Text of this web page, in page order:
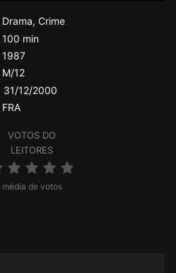
VOTOS DO
LEITORES
média de votos
Drama, Crime
100 min
1987
M/12
31/12/2000
FRA